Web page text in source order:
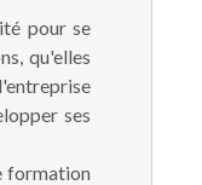
pour se
qu'elles
ses
formation